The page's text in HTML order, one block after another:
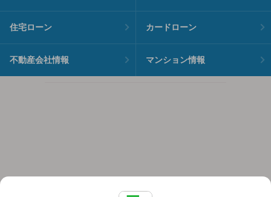
住宅ローン カードローン
不動産会社情報 マンション情報